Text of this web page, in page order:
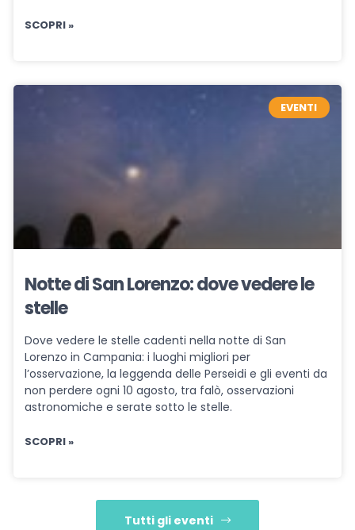
SCOPRI »
EVENTI
Notte di San Lorenzo: dove vedere le
stelle
Dove vedere le stelle cadenti nella notte di San
Lorenzo in Campania: i luoghi migliori per
l’osservazione, la leggenda delle Perseidi e gli eventi da
non perdere ogni 10 agosto, tra falò, osservazioni
astronomiche e serate sotto le stelle.
SCOPRI »
Tutti gli eventi